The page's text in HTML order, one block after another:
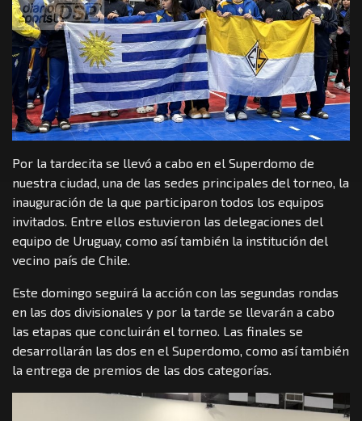
Por la tardecita se llevó a cabo en el Superdomo de
nuestra ciudad, una de las sedes principales del torneo, la
inauguración de la que participaron todos los equipos
invitados. Entre ellos estuvieron las delegaciones del
equipo de Uruguay, como así también la institución del
vecino país de Chile.
Este domingo seguirá la acción con las segundas rondas
en las dos divisionales y por la tarde se llevarán a cabo
las etapas que concluirán el torneo. Las finales se
desarrollarán las dos en el Superdomo, como así también
la entrega de premios de las dos categorías.